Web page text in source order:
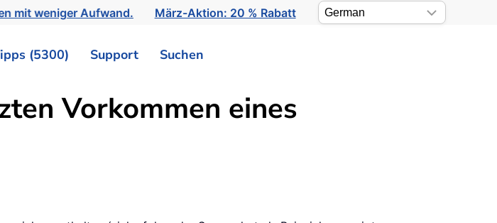
mit weniger Aufwand. März-Aktion: 20 % Rabatt
(5300) Support Suchen
Vorkommen eines